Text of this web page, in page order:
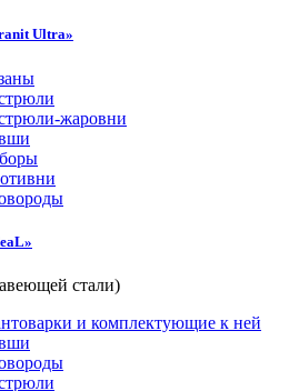
Ultra»
жаровни
стали)
и комплектующие к ней